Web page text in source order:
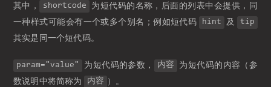
其中， shortcode
为短代码的名称，后面的列表中会提供，同
一种样式可能会有一个或多个别名；例如短代码
hint 及 tip
其实是同一个短代码。
param="value" 为短代码的参数， 内容
为短代码的内容（参
数说明中将简称为
内容 ）。